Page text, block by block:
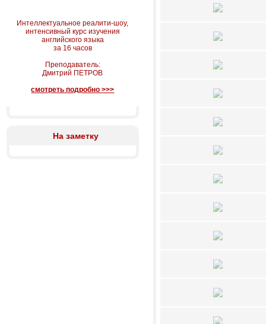
Интеллектуальное реалити-шоу,
интенсивный курс изучения
английского языка
за 16 часов
Преподаватель:
Дмитрий ПЕТРОВ
смотреть подробно >>>
На заметку